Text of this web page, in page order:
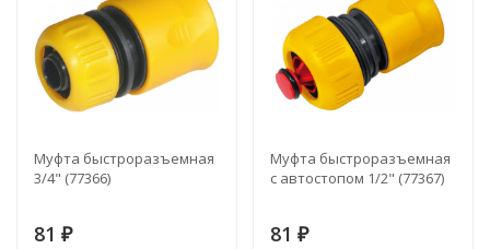
Муфта быстроразъемная
3/4" (77366)
81 ₽
Муфта быстроразъемная
с автостопом 1/2" (77367)
81 ₽